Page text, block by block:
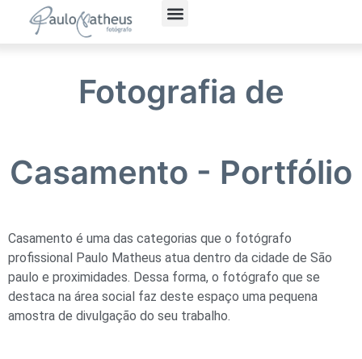
Fotografia de
Casamento - Portfólio
Casamento é uma das categorias que o fotógrafo
profissional Paulo Matheus atua dentro da cidade de São
paulo e proximidades. Dessa forma, o fotógrafo que se
destaca na área social faz deste espaço uma pequena
amostra de divulgação do seu trabalho.